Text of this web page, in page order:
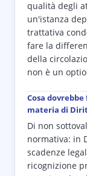
qualità degli
un'istanza
trattativa
fare la
della
non è un
Cosa
materia di
Di non
normativa: in
scadenze
ricognizione